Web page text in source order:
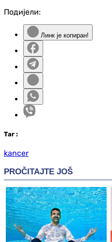
Подијели:
Линк је копиран!
Таг :
kancer